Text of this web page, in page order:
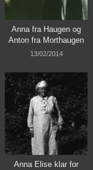
Anna fra Haugen og
Anton fra Morthaugen
13/02/2014
Anna Elise klar for